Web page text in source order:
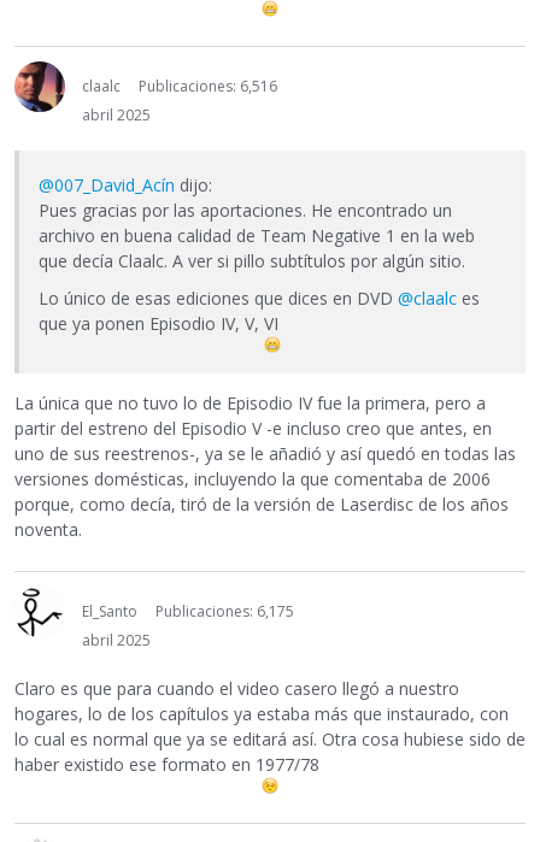
claalc
Publicaciones: 6,516
abril 2025
@007_David_Acín dijo:
Pues gracias por las aportaciones. He encontrado un
archivo en buena calidad de Team Negative 1 en la web
que decía Claalc. A ver si pillo subtítulos por algún sitio.
Lo único de esas ediciones que dices en DVD @claalc es
que ya ponen Episodio IV, V, VI
La única que no tuvo lo de Episodio IV fue la primera, pero a
partir del estreno del Episodio V -e incluso creo que antes, en
uno de sus reestrenos-, ya se le añadió y así quedó en todas las
versiones domésticas, incluyendo la que comentaba de 2006
porque, como decía, tiró de la versión de Laserdisc de los años
noventa.
El_Santo
Publicaciones: 6,175
abril 2025
Claro es que para cuando el video casero llegó a nuestro
hogares, lo de los capítulos ya estaba más que instaurado, con
lo cual es normal que ya se editará así. Otra cosa hubiese sido de
haber existido ese formato en 1977/78